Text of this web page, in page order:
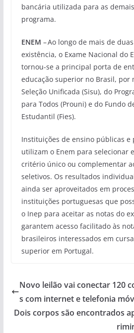
bancária utilizada para as
programa.
ENEM – Ao longo de mais de
existência, o Exame Nacional do
tornou-se a principal porta de
educação superior no Brasil, por
Seleção Unificada (Sisu), do
para Todos (Prouni) e do Fundo
Estudantil (Fies).
Instituições de ensino públicas e
utilizam o Enem para selecionar
critério único ou complementar
seletivos. Os resultados
ainda ser aproveitados em
instituições portuguesas que
o Inep para aceitar as notas do
garantem acesso facilitado às
brasileiros interessados em
superior em Portugal.
Novo leilão vai conectar 120
s com internet e telefonia
Dois corpos são encontrados